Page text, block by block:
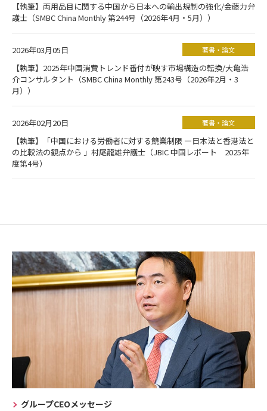
【執筆】両用品目に関する中国から日本への輸出規制の強化/金藤力弁
護士（SMBC China Monthly 第244号（2026年4月・5月））
2026年03月05日 著書・論文
【執筆】2025年中国消費トレンド番付が映す市場構造の転換/大亀浩
介コンサルタント（SMBC China Monthly 第243号（2026年2月・3
月））
2026年02月20日 著書・論文
【執筆】「中国における労働者に対する競業制限 ―日本法と香港法と
の比較法の観点から 」村尾龍雄弁護士（JBIC 中国レポート 2025年
度第4号）
グループCEOメッセージ